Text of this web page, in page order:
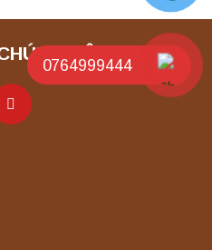
TÔI
0764999444